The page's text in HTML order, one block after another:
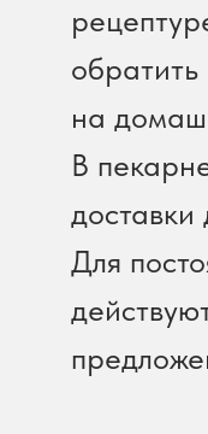
на
В
доставки
Для